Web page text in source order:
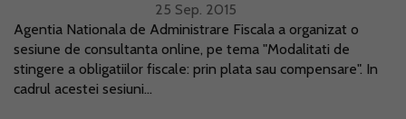
25 Sep. 2015
Agentia Nationala de Administrare Fiscala a organizat o
sesiune de consultanta online, pe tema "Modalitati de
stingere a obligatiilor fiscale: prin plata sau compensare". In
cadrul acestei sesiuni...